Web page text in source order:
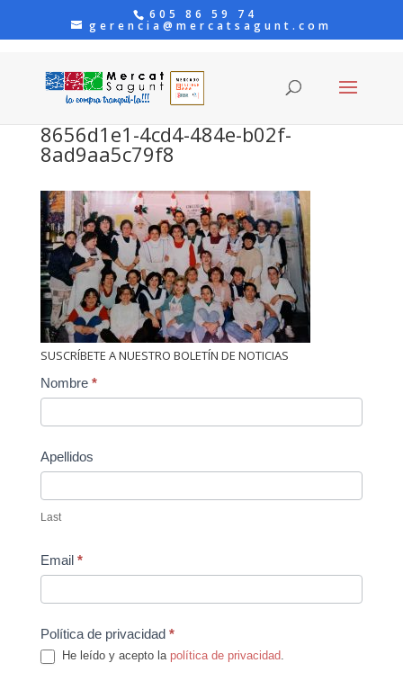
605 86 59 74
gerencia@mercatsagunt.com
8656d1e1-4cd4-484e-b02f-
8ad9aa5c79f8
SUSCRÍBETE A NUESTRO BOLETÍN DE NOTICIAS
Contact
Nombre *
Apellidos
Last
Email *
Política de privacidad *
He leído y acepto la política de privacidad.